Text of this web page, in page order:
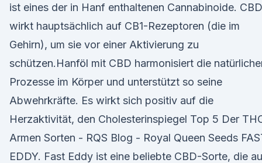
ist eines der in Hanf enthaltenen Cannabinoide. CBD
wirkt hauptsächlich auf CB1-Rezeptoren (die im
Gehirn), um sie vor einer Aktivierung zu
schützen.Hanföl mit CBD harmonisiert die
Prozesse im Körper und unterstützt so seine
Abwehrkräfte. Es wirkt sich positiv auf die
Herzaktivität, den Cholesterinspiegel Top 5 Der
Armen Sorten - RQS Blog - Royal Queen Seeds
EDDY. Fast Eddy ist eine beliebte CBD-Sorte, die